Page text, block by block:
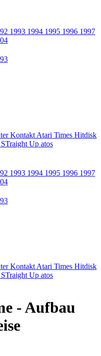
1993 1994 1995 1996 1997
Kontakt Atari Times Hitdisk
STraight Up atos
1993 1994 1995 1996 1997
Kontakt Atari Times Hitdisk
STraight Up atos
- Aufbau